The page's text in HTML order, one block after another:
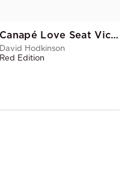
Canapé Love Seat Victory Anthracite
David Hodkinson
Red Edition